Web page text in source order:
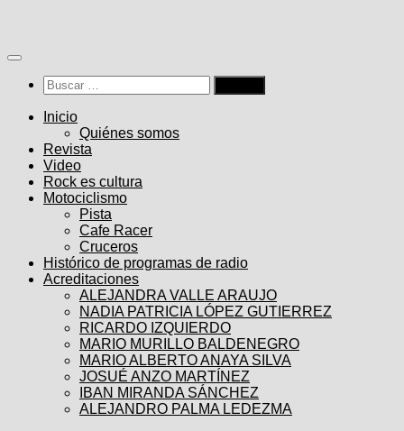
contenido
Buscar:
Inicio
Quiénes somos
Revista
Video
Rock es cultura
Motociclismo
Pista
Cafe Racer
Cruceros
Histórico de programas de radio
Acreditaciones
ALEJANDRA VALLE ARAUJO
NADIA PATRICIA LÓPEZ GUTIERREZ
RICARDO IZQUIERDO
MARIO MURILLO BALDENEGRO
MARIO ALBERTO ANAYA SILVA
JOSUÉ ANZO MARTÍNEZ
IBAN MIRANDA SÁNCHEZ
ALEJANDRO PALMA LEDEZMA